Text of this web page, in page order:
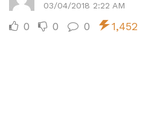
03/04/2018 2:22 AM
0 0 0 1,452